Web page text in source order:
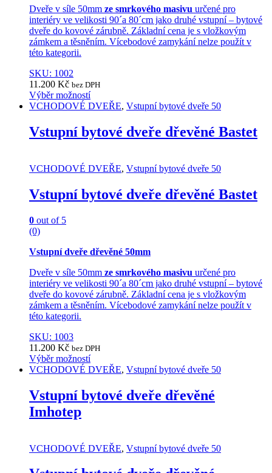
Dveře v síle 50mm ze smrkového masivu určené pro
interiéry ve velikosti 90´a 80´cm jako druhé vstupní – bytové
dveře do kovové zárubně. Základní cena je s vložkovým
zámkem a těsněním. Vícebodové zamykání nelze použít v
této kategorii.
SKU: 1002
11.200 Kč bez DPH
Výběr možností
This
has
multiple
options
be
chosen
on
the
product
page
VCHODOVÉ DVEŘE, Vstupní bytové dveře 50
Vstupní bytové dveře dřevěné Bastet
VCHODOVÉ DVEŘE, Vstupní bytové dveře 50
Vstupní bytové dveře dřevěné Bastet
0 out of 5
(0)
Vstupní dveře dřevěné 50mm
Dveře v síle 50mm ze smrkového masivu určené pro
interiéry ve velikosti 90´a 80´cm jako druhé vstupní – bytové
dveře do kovové zárubně. Základní cena je s vložkovým
zámkem a těsněním. Vícebodové zamykání nelze použít v
této kategorii.
SKU: 1003
11.200 Kč bez DPH
Výběr možností
This
has
multiple
variants.
may
be
chosen
VCHODOVÉ DVEŘE, Vstupní bytové dveře 50
Vstupní bytové dveře dřevěné
Imhotep
VCHODOVÉ DVEŘE, Vstupní bytové dveře 50